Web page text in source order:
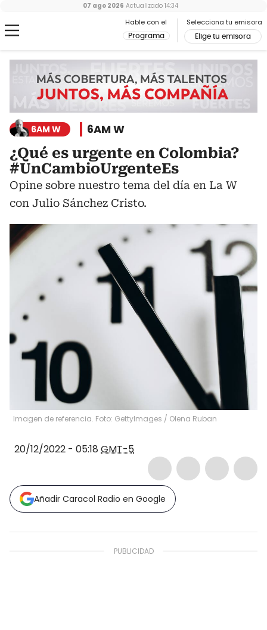
Hable con el
Programa
Selecciona tu emisora
Elige tu emisora
07 ago 2026 Actualizado 14:34
6AM W 6AM W
¿Qué es urgente en Colombia?
#UnCambioUrgenteEs
Opine sobre nuestro tema del día en La W
con Julio Sánchez Cristo.
Imagen de referencia. Foto: GettyImages / Olena Ruban
20/12/2022 - 05:18 GMT-5
Añadir Caracol Radio en Google